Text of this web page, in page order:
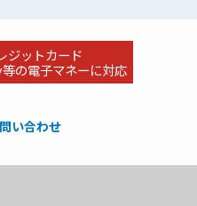
ジットカード
の電子マネーに対応
い合わせ